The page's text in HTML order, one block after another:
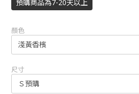
預購商品為7-20天以上
顏色
尺寸